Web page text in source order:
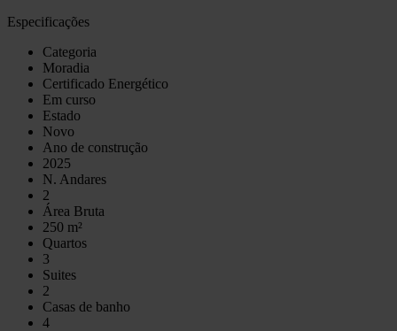
Especificações
Categoria
Moradia
Certificado Energético
Em curso
Estado
Novo
Ano de construção
2025
N. Andares
2
Área Bruta
250 m²
Quartos
3
Suites
2
Casas de banho
4